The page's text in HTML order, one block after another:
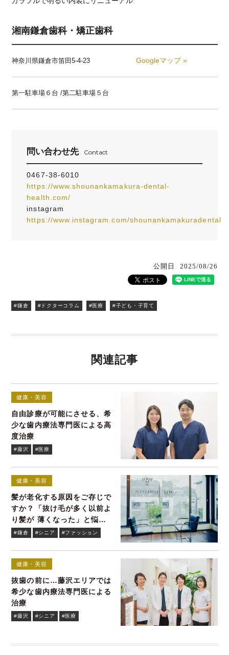
湘南鎌倉歯科・矯正歯科
神奈川県鎌倉市笛田5-4-23 Googleマップ »
第一駐車場６台 /第二駐車場５台
問い合わせ先 Contact
0467-38-6010
https://www.shounankamakura-dental-
health.com/
instagram
https://www.instagram.com/shounankamakuradental
公開日 2025/08/26
#鎌倉 #ドクターコラム #医療 #子ども・子育て
関連記事
健康・美容
自由診療が可能にさせる、希
少な歯内療法専門医による高
度治療
#藤沢 #医療
健康・美容
髪が老化する原因をご存じで
すか？「抜け毛が多く以前よ
り髪が 薄くなった」と悩む
貴女へ
#鎌倉 #シニア #ファッション
健康・美容
抜歯の前に…藤沢エリアでは
希少な歯内療法専門医による
治療
#藤沢 #シニア #医療